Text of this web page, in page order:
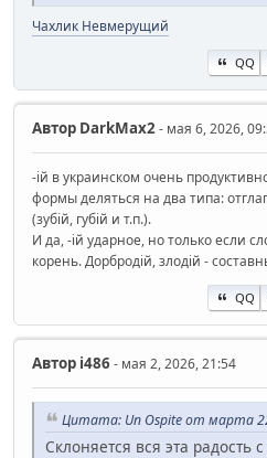
Чахлик Невмерущий
QQ
Автор DarkMax2- мая 6, 2026,
-ій в украинском очень
формы деляться на два типа:
(зубій, губій и т.п.).
И да, -ій ударное, но только если
корень. Дорбродій, злодій -
QQ
Автор i486- мая 2, 2026, 21:54
Цитата: Un Ospite от марта
Склоняется вся эта радость